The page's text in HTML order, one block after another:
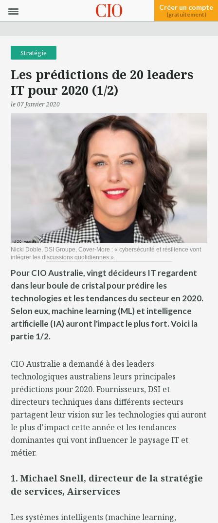
Créer un compte
(gratuitement)
Stratégie
Les prédictions de 20 leaders
IT pour 2020 (1/2)
le 07 Janvier 2020
Nicki Doble, DSI Groupe, Cover-More : « cybersécurité et résilience vont
intégrer les discussions quotidiennes ».
Pour CIO Australie, vingt décideurs IT regardent
dans leur boule de cristal pour prédire les
technologies et les tendances du secteur en 2020.
Selon eux, machine learning (ML) et intelligence
artificielle (IA) auront l'impact le plus fort. Voici la
partie 1/2.
CIO Australie a demandé à des leaders
technologiques australiens leurs principales
prédictions pour 2020. Fournisseurs, DSI et
directeurs techniques dans différents secteurs
partagent leur vision sur les technologies qui auront
le plus d'impact cette année et les tendances
dominantes qui vont influencer le paysage IT et
métier.
1. Michael Snell, directeur de la stratégie
de services, Airservices
Les systèmes intelligents (machine learning,